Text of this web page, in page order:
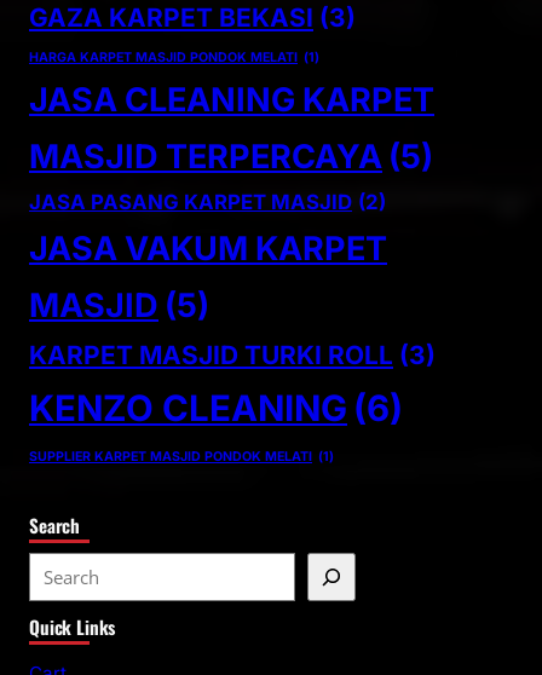
GAZA KARPET BEKASI (3)
HARGA KARPET MASJID PONDOK MELATI (1)
JASA CLEANING KARPET
MASJID TERPERCAYA (5)
JASA PASANG KARPET MASJID (2)
JASA VAKUM KARPET
MASJID (5)
KARPET MASJID TURKI ROLL (3)
KENZO CLEANING (6)
SUPPLIER KARPET MASJID PONDOK MELATI (1)
Search
e
a
r
Quick Links